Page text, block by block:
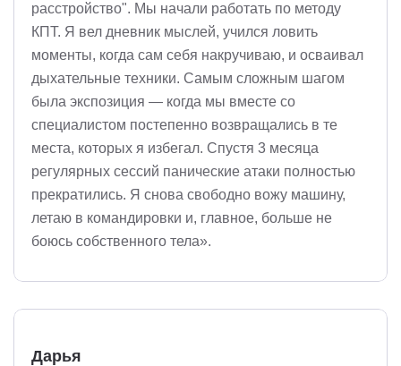
расстройство". Мы начали работать по методу
КПТ. Я вел дневник мыслей, учился ловить
моменты, когда сам себя накручиваю, и осваивал
дыхательные техники. Самым сложным шагом
была экспозиция — когда мы вместе со
специалистом постепенно возвращались в те
места, которых я избегал. Спустя 3 месяца
регулярных сессий панические атаки полностью
прекратились. Я снова свободно вожу машину,
летаю в командировки и, главное, больше не
боюсь собственного тела».
Дарья